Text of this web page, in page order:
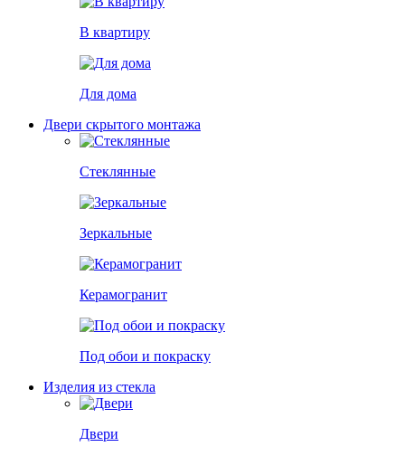
В квартиру
Для дома
Двери скрытого монтажа
Стеклянные
Зеркальные
Керамогранит
Под обои и покраску
Изделия из стекла
Двери